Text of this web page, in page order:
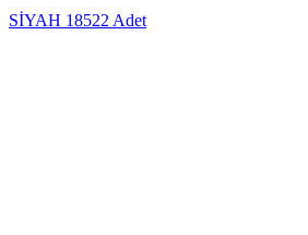
SİYAH 18522 Adet